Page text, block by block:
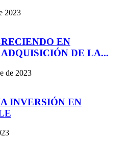
2023
EN
DE LA...
de 2023
INVERSIÓN EN